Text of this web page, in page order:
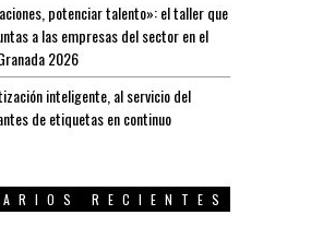
potenciar talento»: el taller que
a las empresas del sector en el
2026
inteligente, al servicio del
de etiquetas en continuo
RECIENTES